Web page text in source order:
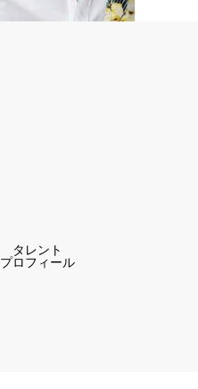
タレント
プロフィール